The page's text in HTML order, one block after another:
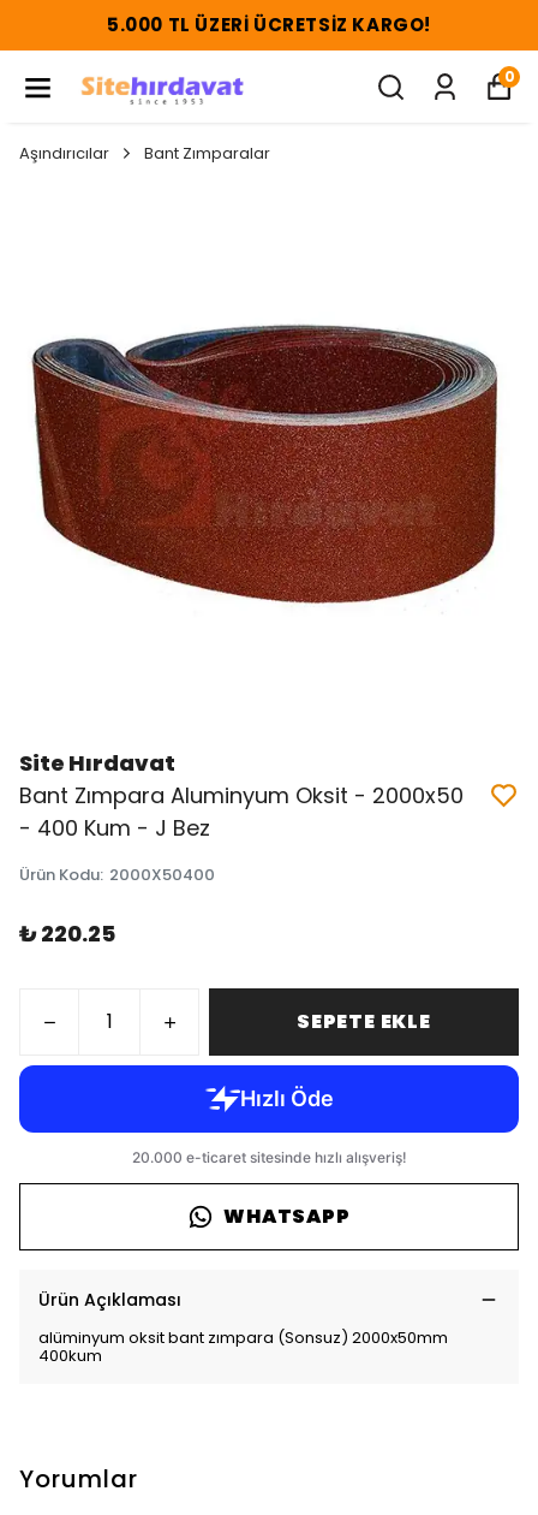
5.000 TL ÜZERI ÜCRETSIZ KARGO!
0
Aşındırıcılar Bant Zımparalar
Site Hırdavat
Bant Zımpara Aluminyum Oksit - 2000x50
- 400 Kum - J Bez
Ürün Kodu: 2000X50400
₺ 220.25
SEPETE EKLE
WHATSAPP
Ürün Açıklaması
alüminyum oksit bant zımpara (Sonsuz) 2000x50mm
400kum
Yorumlar